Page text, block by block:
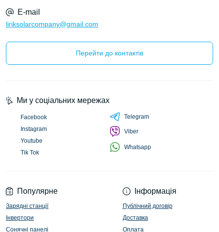
E-mail
liriksolarcompany@gmail.com
Перейти до контактів
Популярне
Зарядні станції
Інвертори
Сонячні панелі
Інформація
Публічний договір
Доставка
Оплата
Ми у соціальних мережах
Facebook
Instagram
Youtube
Tik Tok
Telegram
Viber
Whatsapp